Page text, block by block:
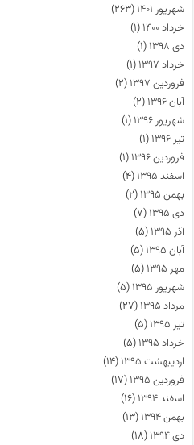
شهریور ۱۴۰۱
(۲۶۳)
خرداد ۱۴۰۰
(۱)
دی ۱۳۹۸
(۱)
خرداد ۱۳۹۷
(۱)
فروردین ۱۳۹۷
(۲)
آبان ۱۳۹۶
(۲)
شهریور ۱۳۹۶
(۱)
تیر ۱۳۹۶
(۱)
فروردین ۱۳۹۶
(۱)
اسفند ۱۳۹۵
(۴)
بهمن ۱۳۹۵
(۲)
دی ۱۳۹۵
(۷)
آذر ۱۳۹۵
(۵)
آبان ۱۳۹۵
(۵)
مهر ۱۳۹۵
(۵)
شهریور ۱۳۹۵
(۵)
مرداد ۱۳۹۵
(۲۷)
تیر ۱۳۹۵
(۵)
خرداد ۱۳۹۵
(۵)
اردیبهشت ۱۳۹۵
(۱۴)
فروردین ۱۳۹۵
(۱۷)
اسفند ۱۳۹۴
(۱۶)
بهمن ۱۳۹۴
(۱۳)
دی ۱۳۹۴
(۱۸)